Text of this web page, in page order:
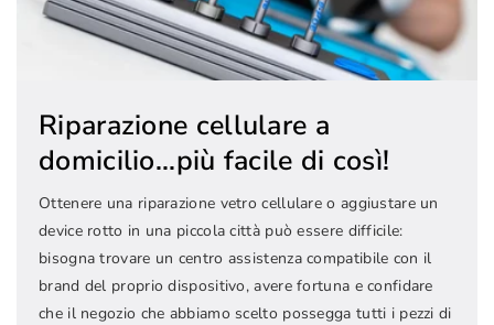
Riparazione cellulare a
domicilio...più facile di così!
Ottenere una riparazione vetro cellulare o aggiustare un
device rotto in una piccola città può essere difficile:
bisogna trovare un centro assistenza compatibile con il
brand del proprio dispositivo, avere fortuna e confidare
che il negozio che abbiamo scelto possegga tutti i pezzi di